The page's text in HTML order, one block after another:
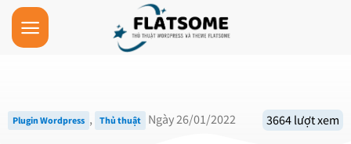
Skip
content
Plugin Wordpress , Thủ thuật Ngày 26/01/2022 3664 lượt xem